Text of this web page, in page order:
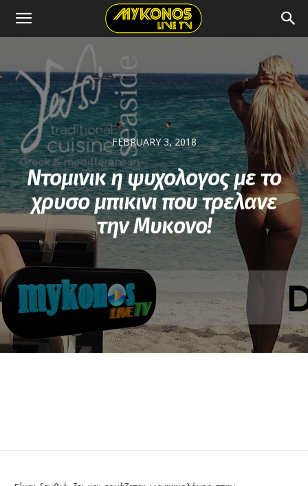
FEBRUARY 3, 2018
Ντομινικ η ψυχολογος με το
χρυσο μπικινι που τρελανε
την Μυκονο!